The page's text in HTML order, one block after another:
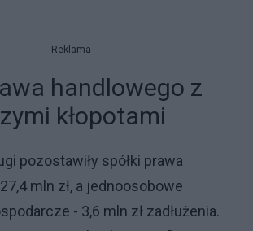
Reklama
handlowego z
kłopotami
pozostawiły spółki prawa
mln zł, a jednoosobowe
- 3,6 mln zł zadłużenia.